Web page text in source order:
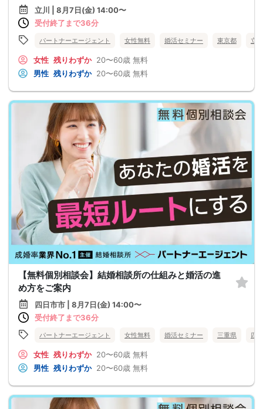
立川 | 8月7日(金) 14:00〜
受付終了まで36分
パートナーエージェント 女性無料 婚活セミナー 東京都 立川
女性 残りわずか 20〜60歳 無料
男性 残りわずか 20〜60歳 無料
【無料個別相談会】結婚相談所の仕組みと婚活の進
め方をご案内
四日市市 | 8月7日(金) 14:00〜
受付終了まで36分
パートナーエージェント 女性無料 婚活セミナー 三重県 四
女性 残りわずか 20〜60歳 無料
男性 残りわずか 20〜60歳 無料